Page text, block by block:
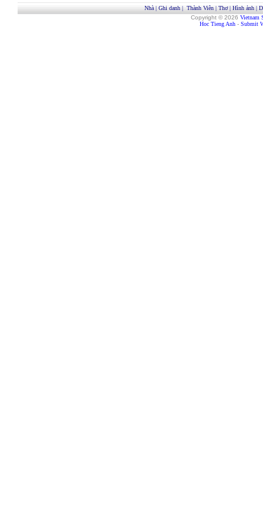
Nhà| Ghi danh| Thành Viên| Thơ| Hình ảnh|
Copyright © 2026 Vietnam
Hoc Tieng Anh - Submit